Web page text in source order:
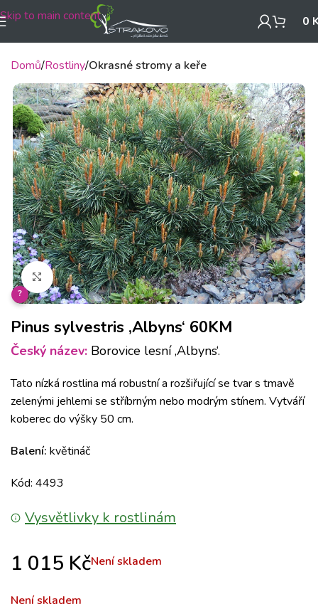
Skip to main content 0
Domů Rostliny Okrasné stromy a keře
Klikněte pro zvětšení
?
Pinus sylvestris ‚Albyns‘ 60KM
Český název: Borovice lesní ‚Albyns‘.
Tato nízká rostlina má robustní a rozšiřující se tvar s tmavě
zelenými jehlemi se stříbrným nebo modrým stínem. Vytváří
koberec do výšky 50 cm.
Balení: květináč
Kód: 4493
Vysvětlivky k rostlinám
1 015 KčNení skladem
Není skladem